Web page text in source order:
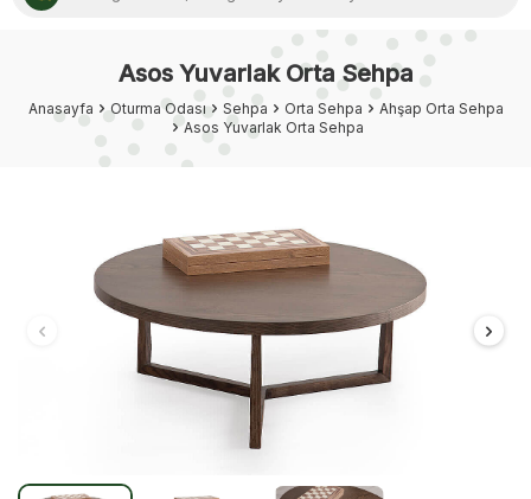
Asos Yuvarlak Orta Sehpa
Anasayfa Oturma Odası Sehpa Orta Sehpa
Ahşap Orta Sehpa
Asos Yuvarlak Orta Sehpa